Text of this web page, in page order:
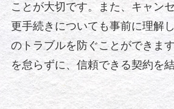
ことが大切です。また、キャン
更手続きについても事前に理解
のトラブルを防ぐことができま
を怠らずに、信頼できる契約を